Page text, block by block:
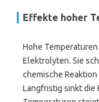
Effekte hoher
Hohe
Elektrolyten. Sie
chemische
Langfristig sinkt die